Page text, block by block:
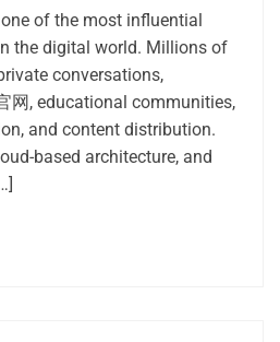
of the most influential
the digital world. Millions of
conversations,
网, educational communities,
and content distribution.
based architecture, and